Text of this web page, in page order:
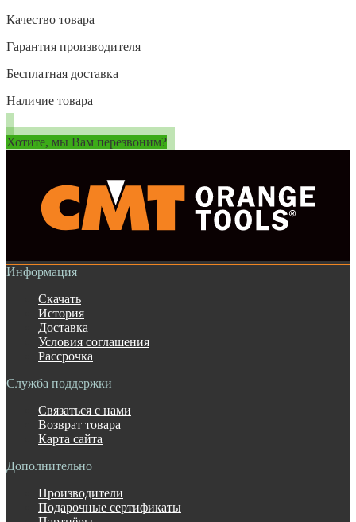
Качество товара
Гарантия производителя
Бесплатная доставка
Наличие товара
Хотите, мы Вам перезвоним?
Информация
Скачать
История
Доставка
Условия соглашения
Рассрочка
Служба поддержки
Связаться с нами
Возврат товара
Карта сайта
Дополнительно
Производители
Подарочные сертификаты